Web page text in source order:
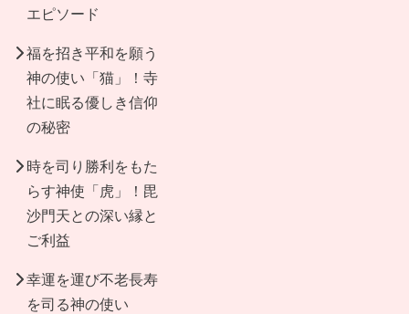
エピソード
福を招き平和を願う
神の使い「猫」！寺
社に眠る優しき信仰
の秘密
時を司り勝利をもた
らす神使「虎」！毘
沙門天との深い縁と
ご利益
幸運を運び不老長寿
を司る神の使い